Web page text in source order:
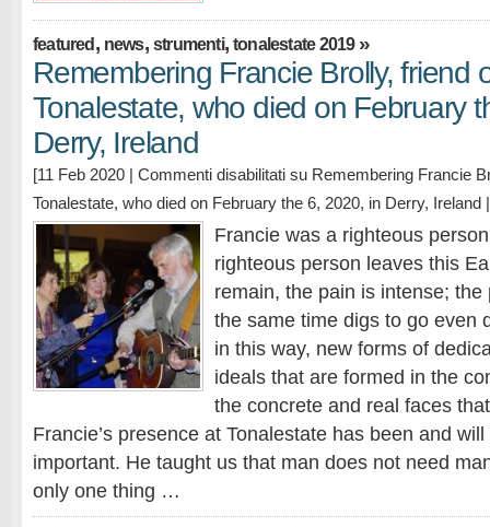
featured , news, strumenti, tonalestate 2019»
Remembering Francie Brolly, friend
Tonalestate, who died on February
Derry, Ireland
[11 Feb 2020 | Commenti disabilitati su Remembering Francie
Tonalestate, who died on February the 6, 2020, in Derry, Ireland
Francie was a righteous
righteous person leaves this
remain, the pain is intense;
the same time digs to go even
in this way, new forms of
ideals that are formed in the
the concrete and real faces
Francie’s presence at Tonalestate has been and
important. He taught us that man does not need
only one thing …